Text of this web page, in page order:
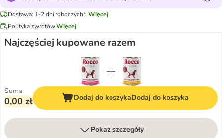
Dostawa: 1-2 dni roboczych*. Więcej
Polityka zwrotówWięcej
Najczęściej kupowane razem
Suma
0,00 zł Dodaj do koszykaDodaj do koszyka
Pokaż szczegóły